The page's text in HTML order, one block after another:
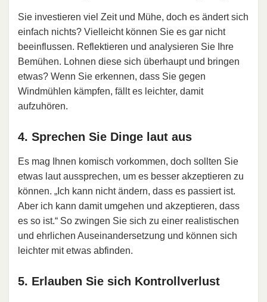
Sie investieren viel Zeit und Mühe, doch es ändert sich
einfach nichts? Vielleicht können Sie es gar nicht
beeinflussen. Reflektieren und analysieren Sie Ihre
Bemühen. Lohnen diese sich überhaupt und bringen
etwas? Wenn Sie erkennen, dass Sie gegen
Windmühlen kämpfen, fällt es leichter, damit
aufzuhören.
4. Sprechen Sie Dinge laut aus
Es mag Ihnen komisch vorkommen, doch sollten Sie
etwas laut aussprechen, um es besser akzeptieren zu
können. „Ich kann nicht ändern, dass es passiert ist.
Aber ich kann damit umgehen und akzeptieren, dass
es so ist.“ So zwingen Sie sich zu einer realistischen
und ehrlichen Auseinandersetzung und können sich
leichter mit etwas abfinden.
5. Erlauben Sie sich Kontrollverlust